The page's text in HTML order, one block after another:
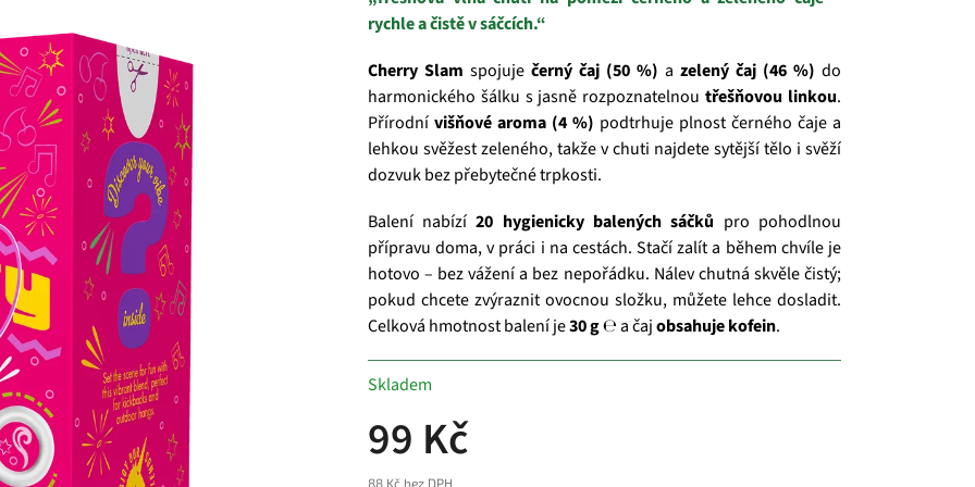
99 Kč
88 Kč bez DPH
Skladem
rychle a čistě v sáčcích.“
Cherry Slam spojuje černý čaj (50 %) a zelený čaj (46 %) do
harmonického šálku s jasně rozpoznatelnoutřešňovou linkou.
Přírodní višňové aroma (4 %) podtrhuje plnost černého čaje a
lehkou svěžest zeleného, takže v chuti najdete sytější tělo i svěží
dozvuk bez přebytečné trpkosti.
Balení nabízí20 hygienicky balených sáčků pro pohodlnou
přípravu doma, v práci i na cestách. Stačí zalít a během chvíle je
hotovo – bez vážení a bez nepořádku. Nálev chutná skvěle čistý;
pokud chcete zvýraznit ovocnou složku, můžete lehce dosladit.
Celková hmotnost balení je30 g ℮a čajobsahuje kofein.